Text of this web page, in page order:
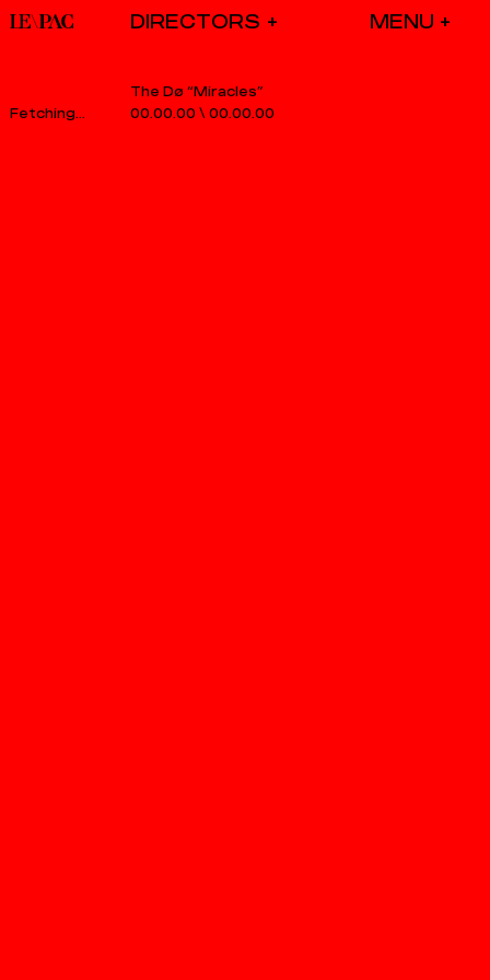
DIRECTORS
00.00.00 \ 00.00.00
The Dø “Miracles”